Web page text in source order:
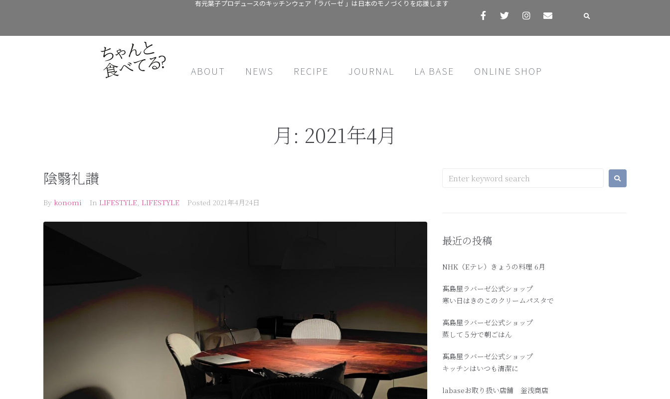
有元葉子プロデュースのキッチンウェア「ラバーゼ 」は日本のモノづくりを応援します
ABOUT NEWS RECIPE JOURNAL LA BASE ONLINE SHOP
月: 2021年4月
陰翳礼讃
By konomi In LIFESTYLE, LIFESTYLE Posted 2021年4月24日
最近の投稿
NHK（Eテレ）きょうの料理 6月
髙島屋ラバーゼ公式ショップ
寒い日はきのこのクリームパスタで
高島屋ラバーゼ公式ショップ
蒸して５分で朝ごはん
髙島屋ラバーゼ公式ショップ
キッチンはいつも清潔に
labaseお取り扱い店舗 釡浅商店